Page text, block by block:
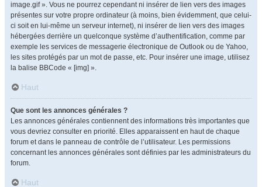
image.gif ». Vous ne pourrez cependant ni insérer de lien vers des images
présentes sur votre propre ordinateur (à moins, bien évidemment, que celui-
ci soit en lui-même un serveur internet), ni insérer de lien vers des images
hébergées derrière un quelconque système d’authentification, comme par
exemple les services de messagerie électronique de Outlook ou de Yahoo,
les sites protégés par un mot de passe, etc. Pour insérer une image, utilisez
la balise BBCode « [img] ».
Haut
Que sont les annonces générales ?
Les annonces générales contiennent des informations très importantes que
vous devriez consulter en priorité. Elles apparaissent en haut de chaque
forum et dans le panneau de contrôle de l’utilisateur. Les permissions
concernant les annonces générales sont définies par les administrateurs du
forum.
Haut